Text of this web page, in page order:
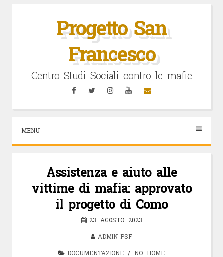
Progetto San
Francesco
Centro Studi Sociali contro le mafie
FacebookTwitterInstagramYouTubeEmail
MENU
Assistenza e aiuto alle
vittime di mafia: approvato
il progetto di Como
23 AGOSTO 2023
ADMIN-PSF
DOCUMENTAZIONE / NO HOME